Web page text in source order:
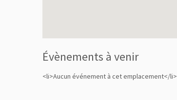
Évènements à venir
<li>Aucun événement à cet emplacement</li>